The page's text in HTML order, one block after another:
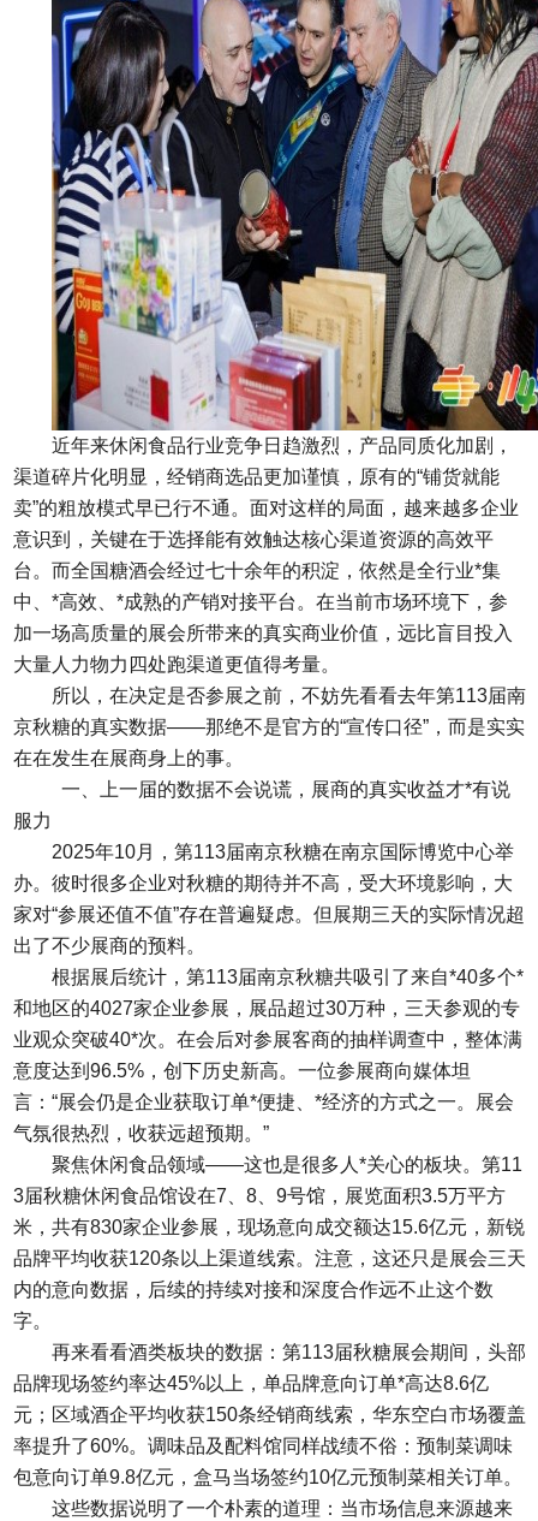
近年来休闲食品行业竞争日趋激烈，产品同质化加剧，
渠道碎片化明显，经销商选品更加谨慎，原有的“铺货就能
卖”的粗放模式早已行不通。面对这样的局面，越来越多企业
意识到，关键在于选择能有效触达核心渠道资源的高效平
台。而全国糖酒会经过七十余年的积淀，依然是全行业*集
中、*高效、*成熟的产销对接平台。在当前市场环境下，参
加一场高质量的展会所带来的真实商业价值，远比盲目投入
大量人力物力四处跑渠道更值得考量。
所以，在决定是否参展之前，不妨先看看去年第113届南
京秋糖的真实数据——那绝不是官方的“宣传口径”，而是实实
在在发生在展商身上的事。
一、上一届的数据不会说谎，展商的真实收益才*有说
服力
2025年10月，第113届南京秋糖在南京国际博览中心举
办。彼时很多企业对秋糖的期待并不高，受大环境影响，大
家对“参展还值不值”存在普遍疑虑。但展期三天的实际情况超
出了不少展商的预料。
根据展后统计，第113届南京秋糖共吸引了来自*40多个*
和地区的4027家企业参展，展品超过30万种，三天参观的专
业观众突破40*次。在会后对参展客商的抽样调查中，整体满
意度达到96.5%，创下历史新高。一位参展商向媒体坦
言：“展会仍是企业获取订单*便捷、*经济的方式之一。展会
气氛很热烈，收获远超预期。”
聚焦休闲食品领域——这也是很多人*关心的板块。第11
3届秋糖休闲食品馆设在7、8、9号馆，展览面积3.5万平方
米，共有830家企业参展，现场意向成交额达15.6亿元，新锐
品牌平均收获120条以上渠道线索。注意，这还只是展会三天
内的意向数据，后续的持续对接和深度合作远不止这个数
字。
再来看看酒类板块的数据：第113届秋糖展会期间，头部
品牌现场签约率达45%以上，单品牌意向订单*高达8.6亿
元；区域酒企平均收获150条经销商线索，华东空白市场覆盖
率提升了60%。调味品及配料馆同样战绩不俗：预制菜调味
包意向订单9.8亿元，盒马当场签约10亿元预制菜相关订单。
这些数据说明了一个朴素的道理：当市场信息来源越来